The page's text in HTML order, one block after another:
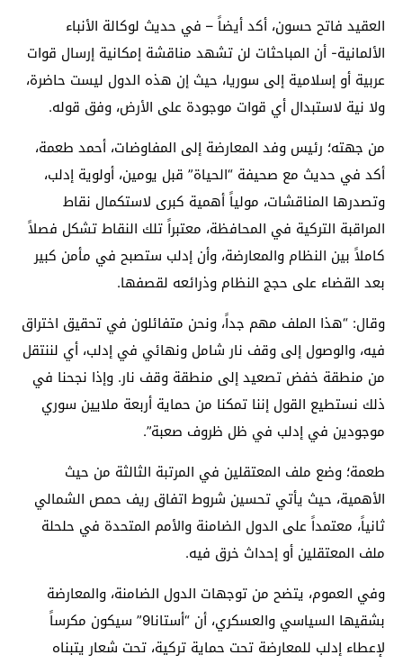
العقيد فاتح حسون، أكد أيضاً – في حديث لوكالة الأنباء
الألمانية- أن المباحثات لن تشهد مناقشة إمكانية إرسال قوات
عربية أو إسلامية إلى سوريا، حيث إن هذه الدول ليست حاضرة،
ولا نية لاستبدال أي قوات موجودة على الأرض، وفق قوله.
من جهته؛ رئيس وفد المعارضة إلى المفاوضات، أحمد طعمة،
أكد في حديث مع صحيفة “الحياة” قبل يومين، أولوية إدلب،
وتصدرها المناقشات، مولياً أهمية كبرى لاستكمال نقاط
المراقبة التركية في المحافظة، معتبراً تلك النقاط تشكل فصلاً
كاملاً بين النظام والمعارضة، وأن إدلب ستصبح في مأمن كبير
بعد القضاء على حجج النظام وذرائعه لقصفها.
وقال: “هذا الملف مهم جداً، ونحن متفائلون في تحقيق اختراق
فيه، والوصول إلى وقف نار شامل ونهائي في إدلب، أي لننتقل
من منطقة خفض تصعيد إلى منطقة وقف نار. وإذا نجحنا في
ذلك نستطيع القول إننا تمكنا من حماية أربعة ملايين سوري
موجودين في إدلب في ظل ظروف صعبة”.
طعمة؛ وضع ملف المعتقلين في المرتبة الثالثة من حيث
الأهمية، حيث يأتي تحسين شروط اتفاق ريف حمص الشمالي
ثانياً، معتمداً على الدول الضامنة والأمم المتحدة في حلحلة
ملف المعتقلين أو إحداث خرق فيه.
وفي العموم، يتضح من توجهات الدول الضامنة، والمعارضة
بشقيها السياسي والعسكري، أن “أستانا9” سيكون مكرساً
لإعطاء إدلب للمعارضة تحت حماية تركية، تحت شعار يتبناه